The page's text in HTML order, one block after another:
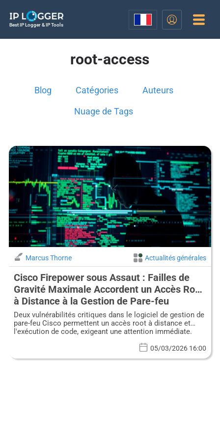
Best IP Logger & IP Tools
root-access
Blog Catégories Auteurs
Nuage de Tags
Marcus Thorne Actualités générales
Cisco Firepower sous Assaut : Failles de
Gravité Maximale Accordent un Accès Root
à Distance à la Gestion de Pare-feu
Deux vulnérabilités critiques dans le logiciel de gestion de
pare-feu Cisco permettent un accès root à distance et
l'exécution de code, exigeant une attention immédiate.
05/03/2026 16:00